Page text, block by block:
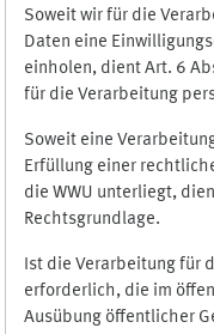
Soweit wir für die
Daten eine
einholen, dient Art. 6
für die Verarbeitung
Soweit eine
Erfüllung einer
die WWU unterliegt,
Rechtsgrundlage.
Ist die Verarbeitung für
erforderlich, die im
Ausübung öffentlicher